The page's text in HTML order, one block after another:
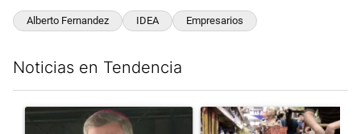
Alberto Fernandez IDEA Empresarios
Noticias en Tendencia
Un artículo de tendencia con el título "García Cuerva
Un artículo de tendencia con